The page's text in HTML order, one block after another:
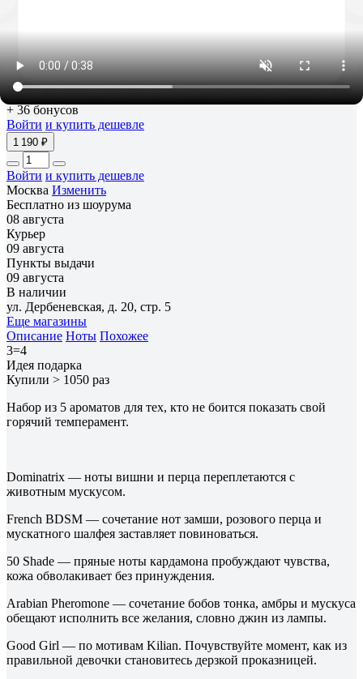
+ 36 бонусов
Войти и купить дешевле
1 190 ₽
Войти и купить дешевле
Москва Изменить
Бесплатно из шоурума
08 августа
Курьер
09 августа
Пункты выдачи
09 августа
В наличии
ул. Дербеневская, д. 20, стр. 5
Еще магазины
Описание Ноты Похожее
3=4
Идея подарка
Купили > 1050 раз
Набор из 5 ароматов для тех, кто не боится показать свой
горячий темперамент.
Dominatrix — ноты вишни и перца переплетаются с
животным мускусом.
French BDSM — сочетание нот замши, розового перца и
мускатного шалфея заставляет повиноваться.
50 Shade — пряные ноты кардамона пробуждают чувства,
кожа обволакивает без принуждения.
Arabian Pheromone — сочетание бобов тонка, амбры и мускуса
обещают исполнить все желания, словно джин из лампы.
Good Girl — по мотивам Kilian. Почувствуйте момент, как из
правильной девочки становитесь дерзкой проказницей.